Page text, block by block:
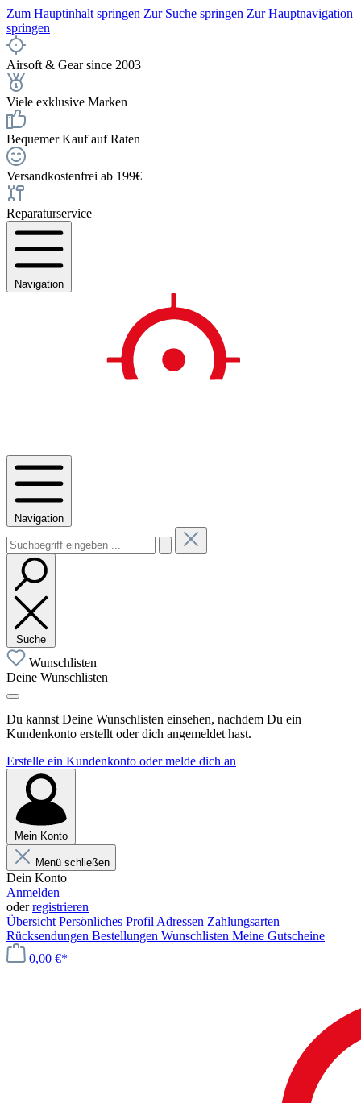
Zum Hauptinhalt springen Zur Suche springen Zur Hauptnavigation
springen
Airsoft & Gear since 2003
Viele exklusive Marken
Bequemer Kauf auf Raten
Versandkostenfrei ab 199€
Reparaturservice
Navigation
Navigation
Suche
Wunschlisten
Deine Wunschlisten
Du kannst Deine Wunschlisten einsehen, nachdem Du ein
Kundenkonto erstellt oder dich angemeldet hast.
Erstelle ein Kundenkonto oder melde dich an
Mein Konto
Menü schließen
Dein Konto
Anmelden
oderregistrieren
Übersicht Persönliches Profil Adressen Zahlungsarten
Rücksendungen Bestellungen Wunschlisten Meine Gutscheine
0,00 €*